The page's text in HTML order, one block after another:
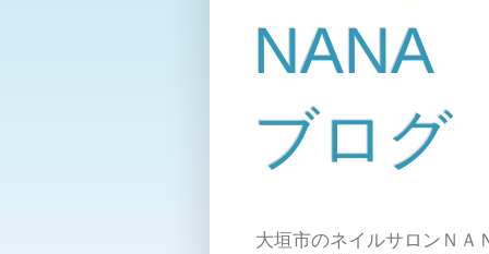
NANA
ブログ
大垣市のネイルサロンＮＡ